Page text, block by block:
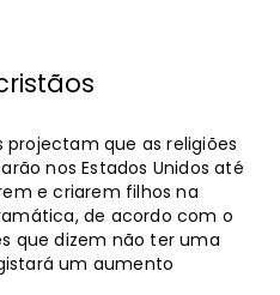
projectam que as religiões
nos Estados Unidos até
e criarem filhos na
de acordo com o
que dizem não ter uma
um aumento